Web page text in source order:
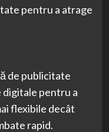
pentru a atrage
de publicitate
pentru a
flexibile decât
rapid.